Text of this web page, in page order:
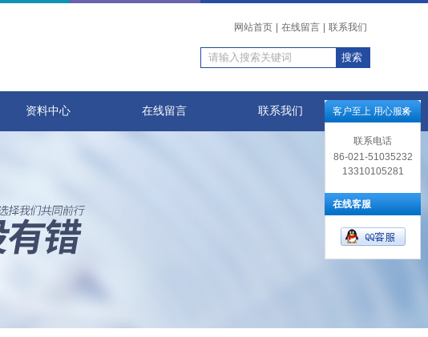
网站首页 在线留言 联系我们
资料中心 在线留言 联系我们 客户至上 用心服务
联系电话
86-021-51035232
13310105281
在线客服